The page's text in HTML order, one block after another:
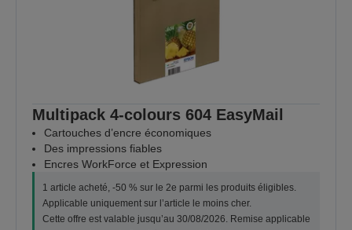
Multipack 4-colours 604 EasyMail
Cartouches d’encre économiques
Des impressions fiables
Encres WorkForce et Expression
1 article acheté, -50 % sur le 2e parmi les produits éligibles.
Applicable uniquement sur l’article le moins cher.
Cette offre est valable jusqu’au 30/08/2026. Remise applicable